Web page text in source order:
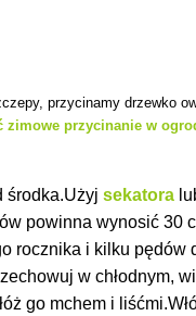
przycinamy drzewko
zimowe przycinanie w
środka.Użyjsekatora
powinna wynosić 30
rocznika i kilku pędów
w chłodnym,
go mchem i